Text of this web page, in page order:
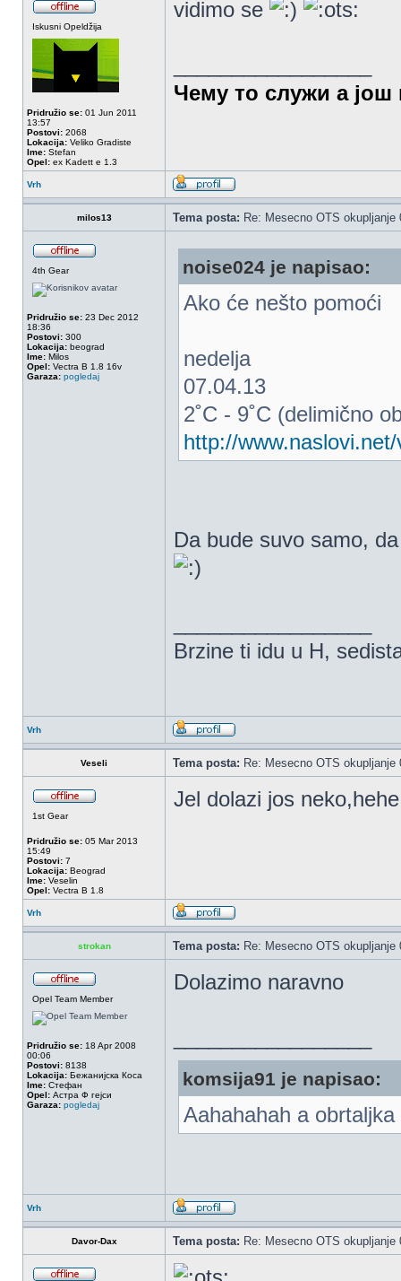
Iskusni Opeldžija
Pridružio se: 01 Jun 2011
13:57
Postovi: 2068
Lokacija: Veliko Gradiste
Ime: Stefan
Opel: ex Kadett e 1.3
vidimo se
Чему то служи а још
Vrh
milos13 Tema posta: Re: Mesecno OTS
4th Gear
Pridružio se: 23 Dec 2012
18:36
Postovi: 300
Lokacija: beograd
Ime: Milos
Opel: Vectra B 1.8 16v
Garaza: pogledaj
noise024 je napisao:
Ako će nešto pomoći
nedelja
07.04.13
2˚C - 9˚C (delimično
http://
Da bude suvo samo,
Brzine ti idu u H,
Vrh
Veseli Tema posta: Re: Mesecno OTS
1st Gear
Pridružio se: 05 Mar 2013
15:49
Postovi: 7
Lokacija: Beograd
Ime: Veselin
Opel: Vectra B 1.8
Jel dolazi jos
Vrh
strokan Tema posta: Re: Mesecno OTS
Opel Team Member
Pridružio se: 18 Apr 2008
00:06
Postovi: 8138
Lokacija: Бежанијска Коса
Ime: Стефан
Opel: Астра Ф гејси
Garaza: pogledaj
Dolazimo naravno
komsija91 je napisao:
Aahahahah a
Vrh
Davor-Dax Tema posta: Re: Mesecno OTS